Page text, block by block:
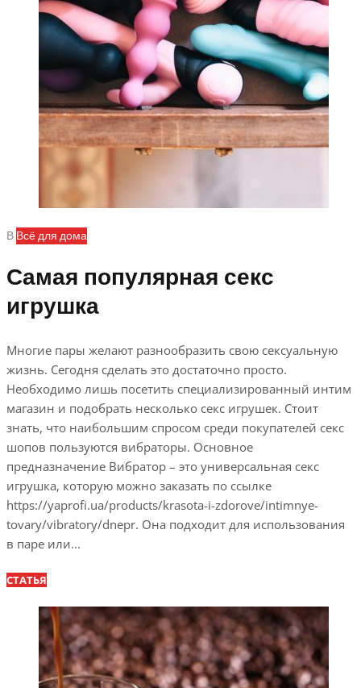
ВВсё для дома
Самая популярная секс
игрушка
Многие пары желают разнообразить свою сексуальную
жизнь. Сегодня сделать это достаточно просто.
Необходимо лишь посетить специализированный интим
магазин и подобрать несколько секс игрушек. Стоит
знать, что наибольшим спросом среди покупателей секс
шопов пользуются вибраторы. Основное
предназначение Вибратор – это универсальная секс
игрушка, которую можно заказать по ссылке
https://yaprofi.ua/products/krasota-i-zdorove/intimnye-
tovary/vibratory/dnepr. Она подходит для использования
в паре или...
СТАТЬЯ